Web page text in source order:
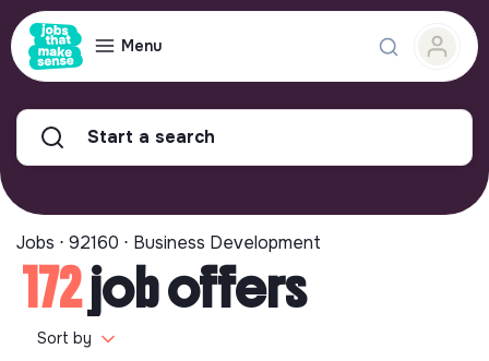
Menu
Start a search
Jobs ⋅ 92160 ⋅ Business Development
172job offers
Sort by